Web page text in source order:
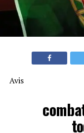
Avis